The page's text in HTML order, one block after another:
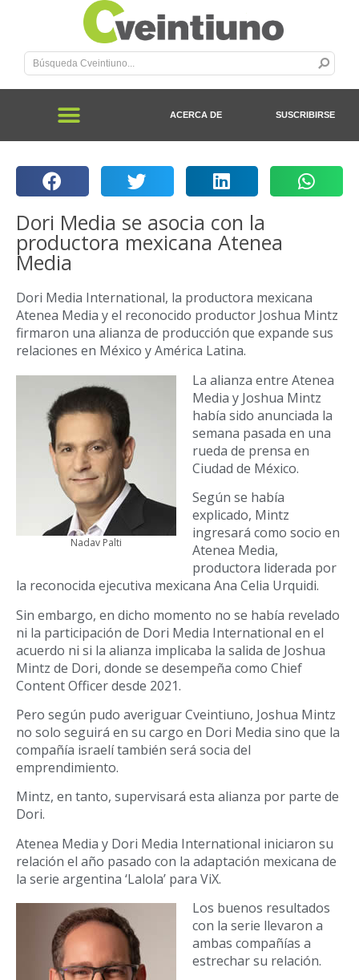
ACERCA DE SUSCRIBIRSE
Dori Media se asocia con la
productora mexicana Atenea
Media
Dori Media International, la productora mexicana
Atenea Media y el reconocido productor Joshua Mintz
firmaron una alianza de producción que expande sus
relaciones en México y América Latina.
Nadav Palti
La alianza entre Atenea
Media y Joshua Mintz
había sido anunciada la
semana pasada en una
rueda de prensa en
Ciudad de México.
Según se había
explicado, Mintz
ingresará como socio en
Atenea Media,
productora liderada por
la reconocida ejecutiva mexicana Ana Celia Urquidi.
Sin embargo, en dicho momento no se había revelado
ni la participación de Dori Media International en el
acuerdo ni si la alianza implicaba la salida de Joshua
Mintz de Dori, donde se desempeña como Chief
Content Officer desde 2021.
Pero según pudo averiguar Cveintiuno, Joshua Mintz
no solo seguirá en su cargo en Dori Media sino que la
compañía israelí también será socia del
emprendimiento.
Mintz, en tanto, supervisará esta alianza por parte de
Dori.
Atenea Media y Dori Media International iniciaron su
relación el año pasado con la adaptación mexicana de
la serie argentina ‘Lalola’ para ViX.
Los buenos resultados
con la serie llevaron a
ambas compañías a
estrechar su relación.